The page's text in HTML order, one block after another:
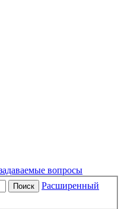
вопросы
Поиск
Расширенный